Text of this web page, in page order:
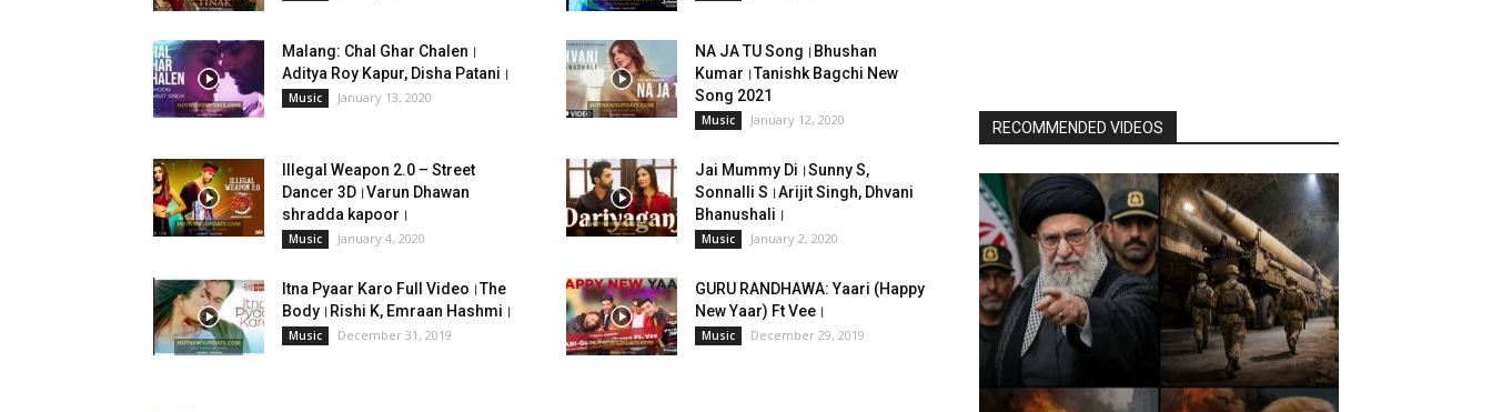
Malang: Chal Ghar Chalen।
Aditya Roy Kapur, Disha Patani।
Music January 13, 2020
NA JA TU Song।Bhushan
Kumar।Tanishk Bagchi New
Song 2021
Music January 12, 2020
Illegal Weapon 2.0 – Street
Dancer 3D।Varun Dhawan
shradda kapoor।
Music January 4, 2020
Jai Mummy Di।Sunny S,
Sonnalli S।Arijit Singh, Dhvani
Bhanushali।
Music January 2, 2020
Itna Pyaar Karo Full Video।The
Body।Rishi K, Emraan Hashmi।
Music December 31, 2019
GURU RANDHAWA: Yaari (Happy
New Yaar) Ft Vee।
Music December 29, 2019
RECOMMENDED VIDEOS